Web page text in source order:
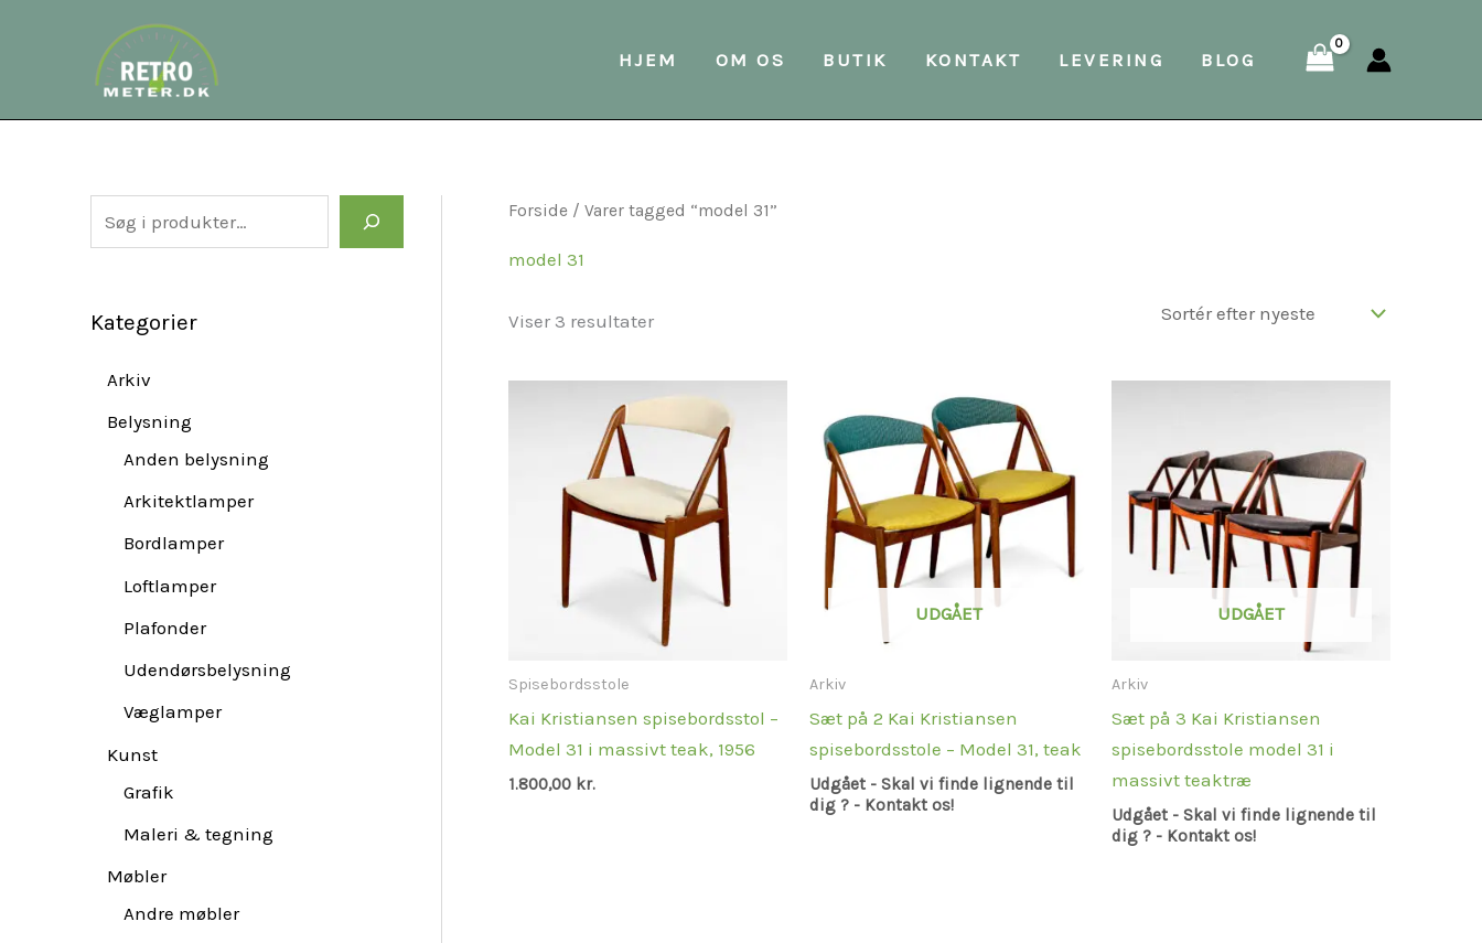
HJEM OM OS BUTIK KONTAKT LEVERING BLOG
a
Kategorier
Arkiv
Belysning
Anden belysning
Arkitektlamper
Bordlamper
Loftlamper
Plafonder
Udendørsbelysning
Væglamper
Kunst
Grafik
Maleri & tegning
Møbler
Andre møbler
Forside / Varer tagged “model 31”
model 31
Viser 3 resultater
Spisebordsstole
Kai Kristiansen spisebordsstol –
Model 31 i massivt teak, 1956
1.800,00 kr.
UDGÅET
Arkiv
Sæt på 2 Kai Kristiansen
spisebordsstole – Model 31, teak
Udgået - Skal vi finde lignende til
dig ? - Kontakt os!
UDGÅET
Arkiv
Sæt på 3 Kai Kristiansen
spisebordsstole model 31 i
massivt teaktræ
Udgået - Skal vi finde lignende til
dig ? - Kontakt os!